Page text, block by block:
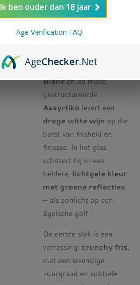
druivenrassen tot een
glas vol levendige
elegantie.
aromatischeMuscat
Blancen de frisse,
gestructureerde
Assyrtiko levert een
droge witte wijn op die
barst van frisheid en
finesse. In het glas
schittert hij in een
heldere, lichtgele kleur
met groene reflecties
— als zonlicht op een
Egeïsche golf.
De eerste slok is een
verrassing: crunchy fris,
met een levendige
zuurgraad en subtiele
Ik ben ouder dan 18 jaar
Age Verification FAQ
AgeChecker.Net